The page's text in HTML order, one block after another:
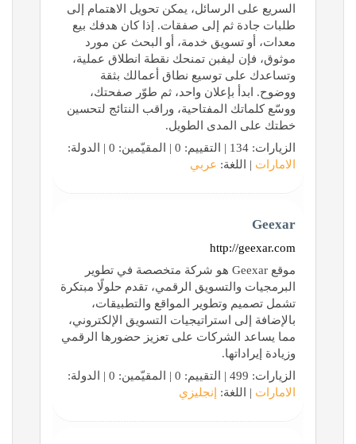
السريع على الرسائل، يمكن تحويل الاهتمام إلى
طلبات جادة ثم إلى صفقات. إذا كان هدفك بيع
معدات، أو تسويق خدمة، أو البحث عن مورد
موثوق، فإن ليفبن تمنحك نقطة انطلاق عملية،
وتساعدك على توسيع نطاق أعمالك بثقة
ووضوح. ابدأ بإعلان واحد، ثم طوّر صفحتك،
ووسّع كلماتك المفتاحية، وراقب النتائج لتحسين
خطتك على المدى الطويل.
الزيارات: 134 | التقييم: 0 | المقيّمين: 0 | الدولة:
الامارات | اللغة: عربي
Geexar
http://geexar.com
موقع Geexar هو شركة متخصصة في تطوير
البرمجيات والتسويق الرقمي، تقدم حلولًا مبتكرة
تشمل تصميم وتطوير المواقع والتطبيقات،
بالإضافة إلى استراتيجيات التسويق الإلكتروني،
مما يساعد الشركات على تعزيز حضورها الرقمي
وزيادة إيراداتها.
الزيارات: 499 | التقييم: 0 | المقيّمين: 0 | الدولة:
الامارات | اللغة: إنجليزي